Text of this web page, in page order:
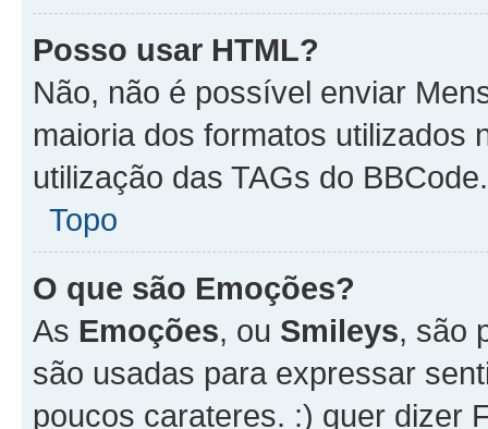
Posso usar HTML?
Não, não é possível enviar
maioria dos formatos utilizados
utilização das TAGs do BBCode.
Topo
O que são Emoções?
As Emoções, ou Smileys, são
são usadas para expressar
poucos carateres. :) quer dizer